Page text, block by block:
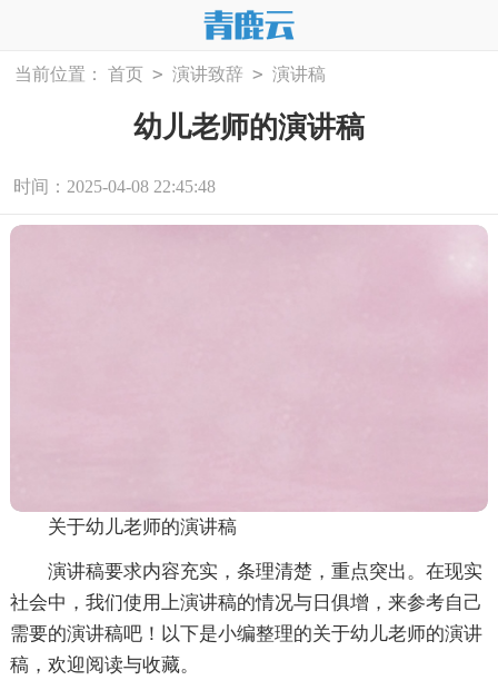
当前位置： 首页 > 演讲致辞 > 演讲稿
幼儿老师的演讲稿
时间：2025-04-08 22:45:48
关于幼儿老师的演讲稿
演讲稿要求内容充实，条理清楚，重点突出。在现实
社会中，我们使用上演讲稿的情况与日俱增，来参考自己
需要的演讲稿吧！以下是小编整理的关于幼儿老师的演讲
稿，欢迎阅读与收藏。